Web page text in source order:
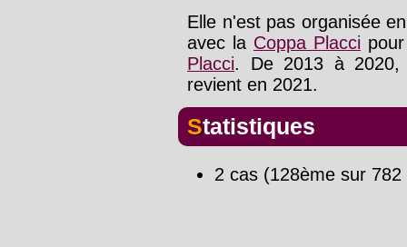
Elle n'est pas organisée
avec la Coppa Placci
Placci. De 2013 à 2020,
revient en 2021.
Statistiques
2 cas (128ème sur 782